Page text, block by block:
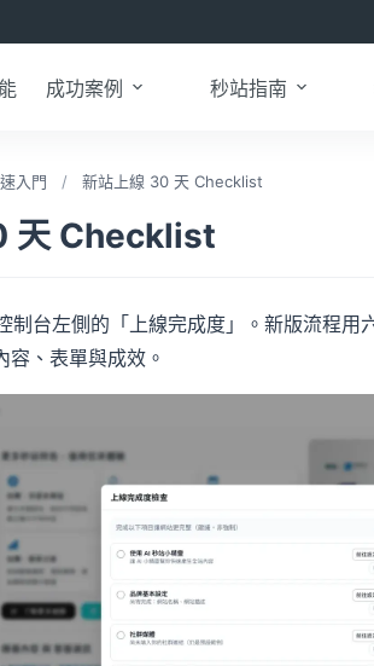
成功案例 秒站指南
入門 / 新站上線 30 天 Checklist
天 Checklist
制台左側的「上線完成度」。新版流程用
、表單與成效。